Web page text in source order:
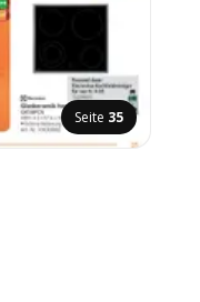
Seite 35